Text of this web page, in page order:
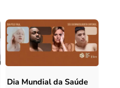
Dia Mundial da Saúde